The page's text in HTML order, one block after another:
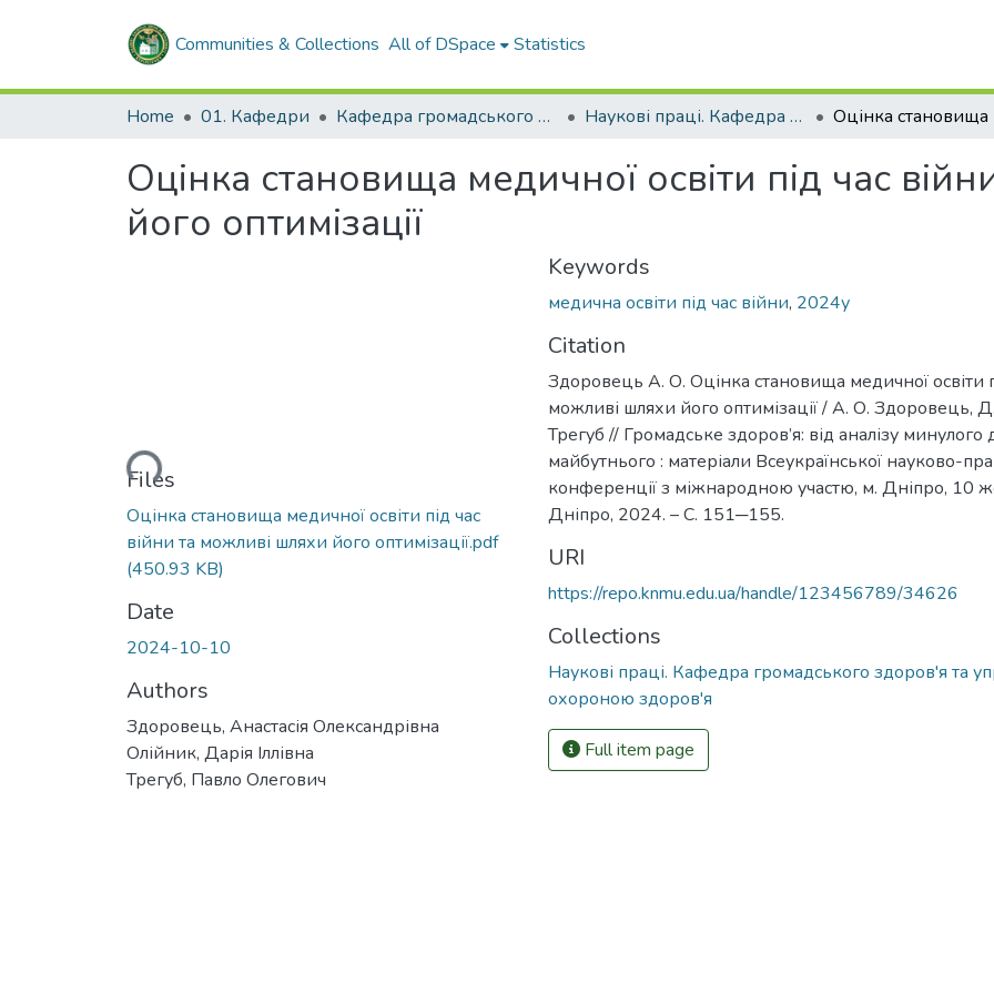
Communities & Collections All of DSpace Statistics
Home 01. Кафедри Кафедра громадського здоров'я та управління охороною здоров'я Наукові праці. Кафедра громадського здоров'я та управління охороною здоров'я
Оцінка становища медичної освіти під час
його оптимізації
Loading...
Files
Оцінка становища медичної освіти під час
війни та можливі шляхи його оптимізації.pdf
(450.93 KB)
Date
2024-10-10
Authors
Здоровець, Анастасія Олександрівна
Олійник, Дарія Іллівна
Трегуб, Павло Олегович
Keywords
медична освіти під час війни, 2024у
Citation
Здоровець А. О. Оцінка становища медичної освіти
можливі шляхи його оптимізації / А. О. Здоровець,
Трегуб // Громадське здоров’я: від аналізу минулого
майбутнього : матеріали Всеукраїнської науково-
конференції з міжнародною участю, м. Дніпро, 10
Дніпро, 2024. – С. 151─155.
URI
https://repo.knmu.edu.ua/handle/123456789/34626
Collections
Наукові праці. Кафедра громадського здоров'я та
охороною здоров'я
Full item page